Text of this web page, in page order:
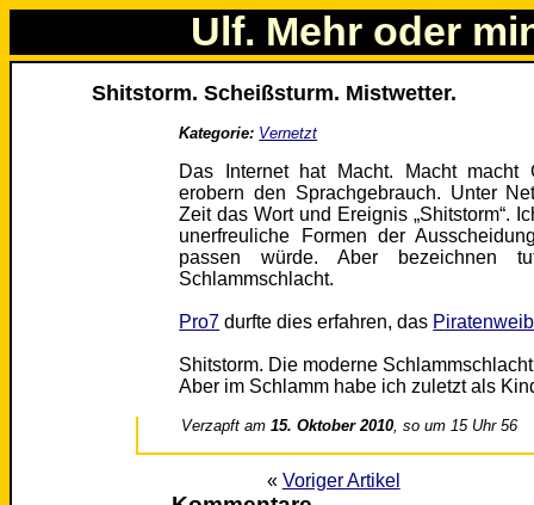
Ulf. Mehr oder
Shitstorm. Scheißsturm. Mistwetter.
Kategorie: Vernetzt
Das Internet hat Macht. Macht macht
erobern den Sprachgebrauch. Unter
Zeit das Wort und Ereignis „Shitstorm“.
unerfreuliche Formen der
passen würde. Aber bezeichnen
Schlammschlacht.
Pro7 durfte dies erfahren, das Piratenweib
Shitstorm. Die moderne
Aber im Schlamm habe ich zuletzt als
Verzapft am15. Oktober 2010, so um 15 Uhr 56
« Voriger Artikel